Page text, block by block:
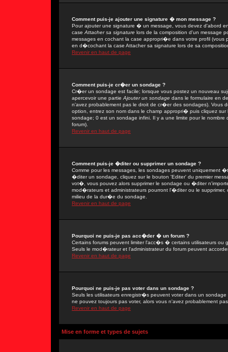
Comment puis-je ajouter une signature � mon message ?
Pour ajouter une signature � un message, vous devez d'abord
case Attacher sa signature lors de la composition d'un message
messages en cochant la case appropri�e dans votre profil
en d�cochant la case Attacher sa signature lors de sa
Revenir en haut de page
Comment puis-je cr�er un sondage ?
Cr�er un sondage est facile; lorsque vous postez un nouveau
apercevoir une partie Ajouter un sondage dans le formulaire en
n'avez probablement pas le droit de cr�er des sondages). Vous
option, entrez son nom dans le champ appropri� puis cliquez
sondage; 0 est un sondage infini. Il y a une limite pour le
forum).
Revenir en haut de page
Comment puis-je �diter ou supprimer un sondage ?
Comme pour les messages, les sondages peuvent
�diter un sondage, cliquez sur le bouton 'Editer' du premier
vot�, vous pouvez alors supprimer le sondage ou �diter
mod�rateurs et administrateurs pourront l'�diter ou le
milieu de la dur�e du sondage.
Revenir en haut de page
Pourquoi ne puis-je pas acc�der � un forum ?
Certains forums peuvent limiter l'acc�s � certains utilisateurs ou
Seuls le mod�rateur et l'administrateur du forum peuvent
Revenir en haut de page
Pourquoi ne puis-je pas voter dans un sondage ?
Seuls les utilisateurs enregistr�s peuvent voter dans un
ne pouvez toujours pas voter, alors vous n'avez probablement
Revenir en haut de page
Mise en forme et types de sujets